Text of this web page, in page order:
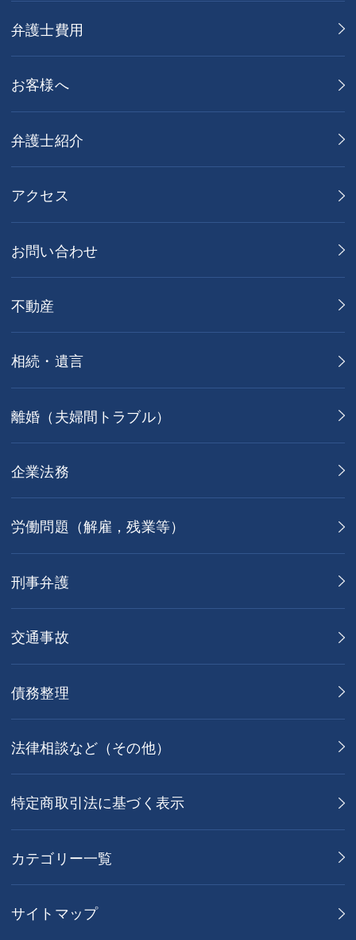
弁護士費用
お客様へ
弁護士紹介
アクセス
お問い合わせ
不動産
相続・遺言
離婚（夫婦間トラブル）
企業法務
労働問題（解雇，残業等）
刑事弁護
交通事故
債務整理
法律相談など（その他）
特定商取引法に基づく表示
カテゴリー一覧
サイトマップ